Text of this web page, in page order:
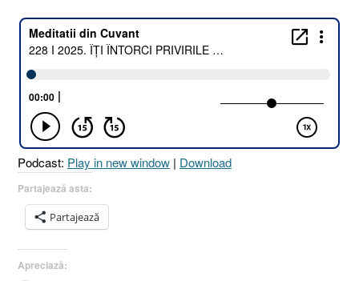
2025.
ÎȚI
ÎNTORCI
!
34.5
I
Geneza
15.5]
16
August
Podcast: Play in new window | Download
Partajează asta:
Partajează
Apreciază: